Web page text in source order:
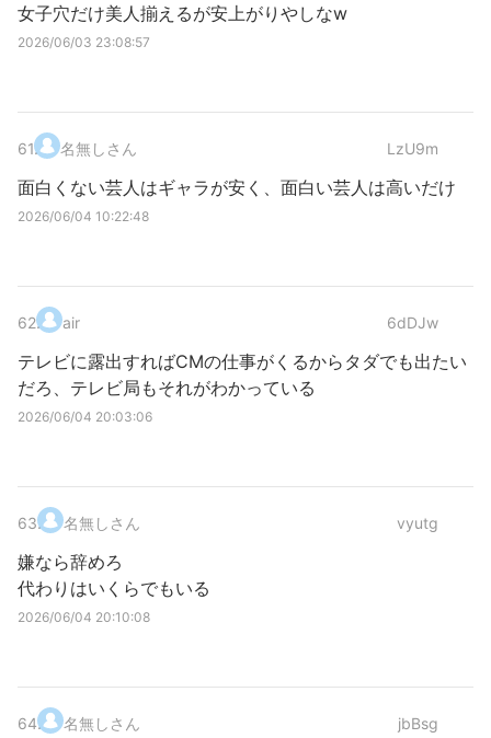
女子穴だけ美人揃えるが安上がりやしなw
2026/06/03 23:08:57
61. 名無しさん LzU9m
面白くない芸人はギャラが安く、面白い芸人は高いだけ
2026/06/04 10:22:48
62. air 6dDJw
テレビに露出すればCMの仕事がくるからタダでも出たい
だろ、テレビ局もそれがわかっている
2026/06/04 20:03:06
63. 名無しさん vyutg
嫌なら辞めろ
代わりはいくらでもいる
2026/06/04 20:10:08
64. 名無しさん jbBsg